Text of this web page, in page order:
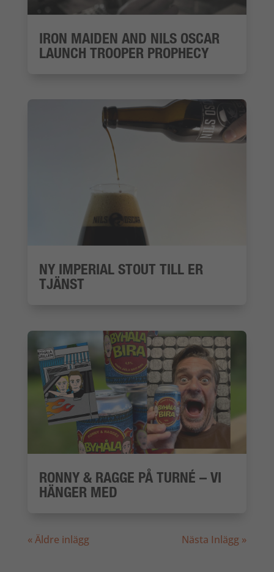
IRON MAIDEN AND NILS OSCAR
LAUNCH TROOPER PROPHECY
NY IMPERIAL STOUT TILL ER
TJÄNST
RONNY & RAGGE PÅ TURNÉ – VI
HÄNGER MED
« Äldre inlägg Nästa Inlägg »